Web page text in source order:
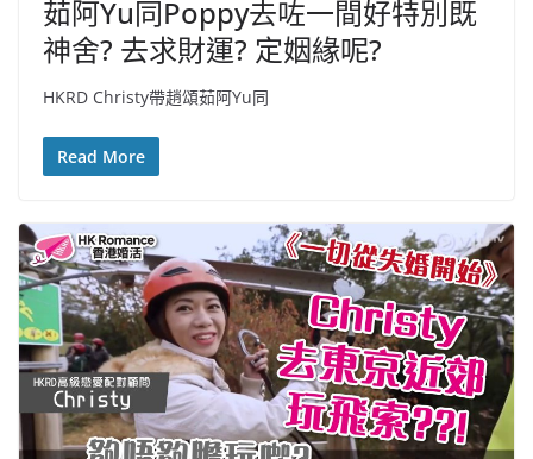
茹阿Yu同Poppy去咗一間好特別既
神舍? 去求財運? 定姻緣呢?
HKRD Christy帶趙頌茹阿Yu同
Read More